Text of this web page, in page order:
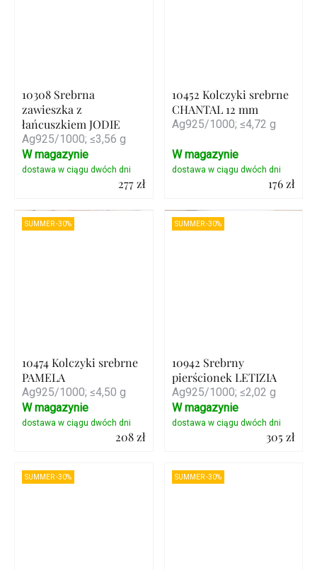
10308 Srebrna
zawieszka z
łańcuszkiem JODIE
Ag925/1000; ≤3,56 g
277 zł
Szczegóły
W magazynie
10452 Kolczyki srebrne
CHANTAL 12 mm
Ag925/1000; ≤4,72 g
176 zł
Szczegóły
W magazynie
SUMMER -30%
10474 Kolczyki srebrne
PAMELA
Ag925/1000; ≤4,50 g
208 zł
W magazynie
SUMMER -30%
10942 Srebrny
pierścionek LETIZIA
Ag925/1000; ≤2,02 g
305 zł
W magazynie
SUMMER -30% SUMMER -30%